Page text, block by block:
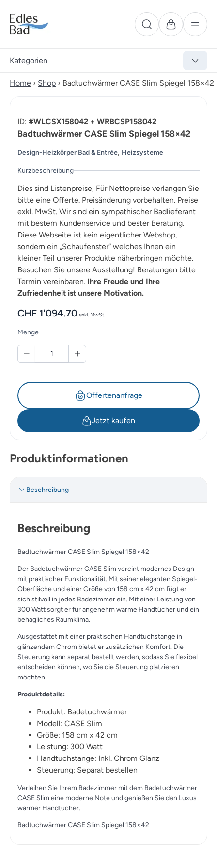
Kategorien
Home › Shop › Badtuchwärmer CASE Slim Spiegel 158×42
ID: #WLCSX158042 + WRBCSP158042
Badtuchwärmer CASE Slim Spiegel 158×42
Design-Heizkörper Bad & Entrée, Heizsysteme
Kurzbeschreibung
Dies sind Listenpreise; Für Nettopreise verlangen Sie
bitte eine Offerte. Preisänderung vorbehalten. Preise
exkl. MwSt. Wir sind ein sympathischer Badlieferant
mit bestem Kundenservice und bester Beratung.
Diese Webseite ist kein eigentlicher Webshop,
sondern ein „Schaufenster“ welches Ihnen ein
kleiner Teil unserer Produkte näherbringen möchte.
Besuchen Sie unsere Ausstellung! Beratungen bitte
Termin vereinbaren. Ihre Freude und Ihre
Zufriedenheit ist unsere Motivation.
CHF 1'094.70 exkl. MwSt.
Menge
Offertenanfrage
Jetzt kaufen
Produktinformationen
Beschreibung
Beschreibung
Badtuchwärmer CASE Slim Spiegel 158×42
Der Badetuchwärmer CASE Slim vereint modernes Design
mit praktischer Funktionalität. Mit seiner eleganten Spiegel-
Oberfläche und einer Größe von 158 cm x 42 cm fügt er
sich stilvoll in jedes Badezimmer ein. Mit einer Leistung von
300 Watt sorgt er für angenehm warme Handtücher und ein
behagliches Raumklima.
Ausgestattet mit einer praktischen Handtuchstange in
glänzendem Chrom bietet er zusätzlichen Komfort. Die
Steuerung kann separat bestellt werden, sodass Sie flexibel
entscheiden können, wo Sie die Steuerung platzieren
möchten.
Produktdetails:
Produkt: Badetuchwärmer
Modell: CASE Slim
Größe: 158 cm x 42 cm
Leistung: 300 Watt
Handtuchstange: Inkl. Chrom Glanz
Steuerung: Separat bestellen
Verleihen Sie Ihrem Badezimmer mit dem Badetuchwärmer
CASE Slim eine moderne Note und genießen Sie den Luxus
warmer Handtücher.
Badtuchwärmer CASE Slim Spiegel 158×42